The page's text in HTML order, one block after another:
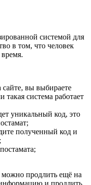
системой для
в том, что человек
сайте, вы выбираете
такая система работает
уникальный код, это
полученный код и
можно продлить ещё на
и продлить